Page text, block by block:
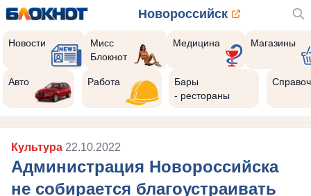
Новороссийск
Новости
Мисс
Блокнот
Медицина Магазины
Авто Работа
Бары
- рестораны
Культура 22.10.2022
Администрация Новороссийска
не собирается благоустраивать